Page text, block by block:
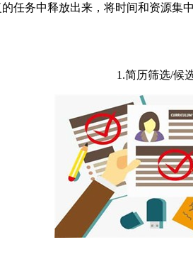
任务中释放出来，将时间和资源
1.简历筛选/候